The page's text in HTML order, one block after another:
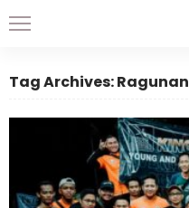
Tag Archives: Ragunan